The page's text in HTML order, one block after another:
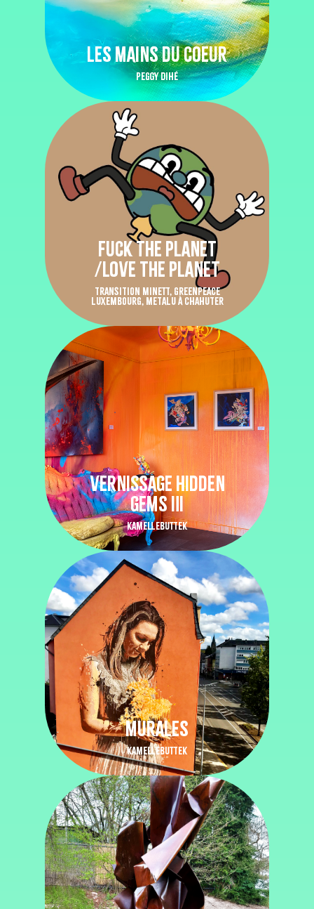
HOME
PROGRAMME
LA NUIT DE LA CULTURE
S’IMPLIQUER
LES MAINS DU COEUR
PEGGY DIHÉ
FUCK THE PLANET
/LOVE THE PLANET
TRANSITION MINETT, GREENPEACE
LUXEMBOURG, METALU À CHAHUTER
VERNISSAGE HIDDEN
GEMS III
KAMELLEBUTTEK
MURALES
KAMELLEBUTTEK